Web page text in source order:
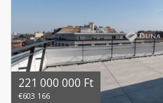
221 000 000 Ft
€603 166